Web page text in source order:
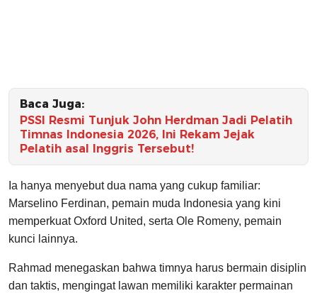
Baca Juga:
PSSI Resmi Tunjuk John Herdman Jadi Pelatih
Timnas Indonesia 2026, Ini Rekam Jejak
Pelatih asal Inggris Tersebut!
Ia hanya menyebut dua nama yang cukup familiar:
Marselino Ferdinan, pemain muda Indonesia yang kini
memperkuat Oxford United, serta Ole Romeny, pemain
kunci lainnya.
Rahmad menegaskan bahwa timnya harus bermain disiplin
dan taktis, mengingat lawan memiliki karakter permainan